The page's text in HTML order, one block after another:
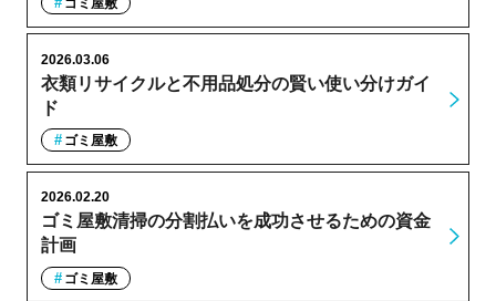
衣類リサイクルと不用品処分の賢い使い分けガイ
ド
2026.03.06
ゴミ屋敷
ゴミ屋敷清掃の分割払いを成功させるための資金
計画
2026.02.20
ゴミ屋敷